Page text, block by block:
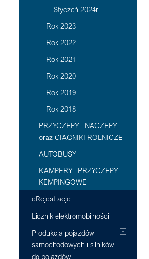
Styczeń 2024r.
Rok 2023
Rok 2022
Rok 2021
Rok 2020
Rok 2019
Rok 2018
PRZYCZEPY i NACZEPY
oraz CIĄGNIKI ROLNICZE
AUTOBUSY
KAMPERY i PRZYCZEPY
KEMPINGOWE
eRejestracje
Licznik elektromobilności
Produkcja pojazdów
samochodowych i silników
do pojazdów